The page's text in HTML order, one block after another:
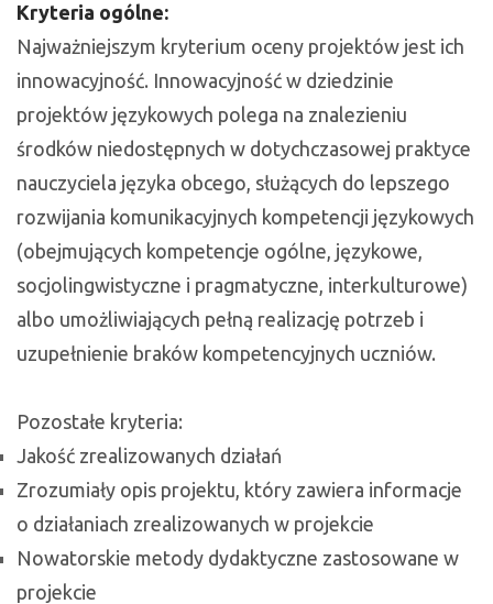
Kryteria ogólne:
Najważniejszym kryterium oceny projektów jest ich
innowacyjność. Innowacyjność w dziedzinie
projektów językowych polega na znalezieniu
środków niedostępnych w dotychczasowej praktyce
nauczyciela języka obcego, służących do lepszego
rozwijania komunikacyjnych kompetencji językowych
(obejmujących kompetencje ogólne, językowe,
socjolingwistyczne i pragmatyczne, interkulturowe)
albo umożliwiających pełną realizację potrzeb i
uzupełnienie braków kompetencyjnych uczniów.
Pozostałe kryteria:
Jakość zrealizowanych działań
Zrozumiały opis projektu, który zawiera informacje
o działaniach zrealizowanych w projekcie
Nowatorskie metody dydaktyczne zastosowane w
projekcie